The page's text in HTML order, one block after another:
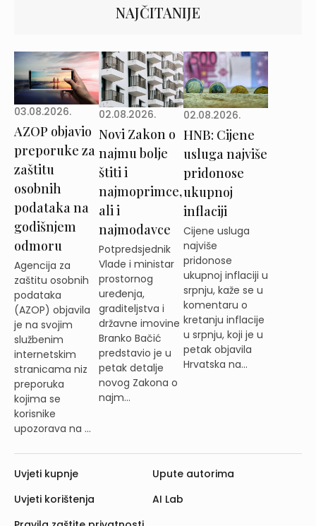
NAJČITANIJE
03.08.2026.
AZOP objavio
preporuke za
zaštitu
osobnih
podataka na
godišnjem
odmoru
Agencija za
zaštitu osobnih
podataka
(AZOP) objavila
je na svojim
službenim
internetskim
stranicama niz
preporuka
kojima se
korisnike
upozorava na ...
02.08.2026.
Novi Zakon o
najmu bolje
štiti i
najmoprimce,
ali i
najmodavce
Potpredsjednik
Vlade i ministar
prostornog
uređenja,
graditeljstva i
državne imovine
Branko Bačić
predstavio je u
petak detalje
novog Zakona o
najm...
02.08.2026.
HNB: Cijene
usluga najviše
pridonose
ukupnoj
inflaciji
Cijene usluga
najviše
pridonose
ukupnoj inflaciji u
srpnju, kaže se u
komentaru o
kretanju inflacije
u srpnju, koji je u
petak objavila
Hrvatska na...
Uvjeti kupnje
Uvjeti korištenja
Upute autorima
AI Lab